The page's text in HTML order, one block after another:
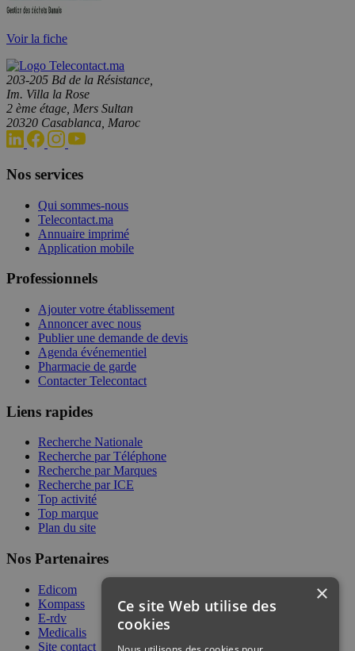
Voir la fiche
203-205 Bd de la Résistance,
Im. Villa la Rose
2 ème étage, Mers Sultan
20320 Casablanca, Maroc
Nos services
Qui sommes-nous
Telecontact.ma
Annuaire imprimé
Application mobile
Professionnels
Ajouter votre établissement
Annoncer avec nous
Publier une demande de devis
Agenda événementiel
Pharmacie de garde
Contacter Telecontact
Liens rapides
Recherche Nationale
Recherche par Téléphone
Recherche par Marques
Recherche par ICE
Top activité
Top marque
Plan du site
Nos Partenaires
Edicom
Kompass
E-rdv
Medicalis
Site contact
×
Ce site Web utilise des
cookies